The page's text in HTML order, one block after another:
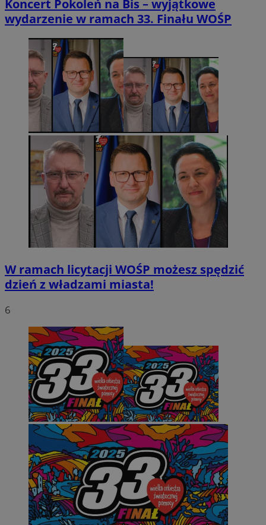
Koncert Pokoleń na Bis – wyjątkowe
wydarzenie w ramach 33. Finału WOŚP
W ramach licytacji WOŚP możesz spędzić
dzień z władzami miasta!
6